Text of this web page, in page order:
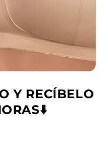
Y RECÍBELO